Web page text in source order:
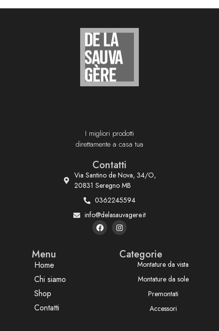
I migliori prodotti
direttamente a casa tua
Contatti
Via Santino de Nova, 34/O,
20831 Seregno MB
0362245594
info@delasauvagere.it
Menu
Home
Chi siamo
Shop
Contatti
Categorie
Montature da vista
Montature da sole
Premontati
Accessori